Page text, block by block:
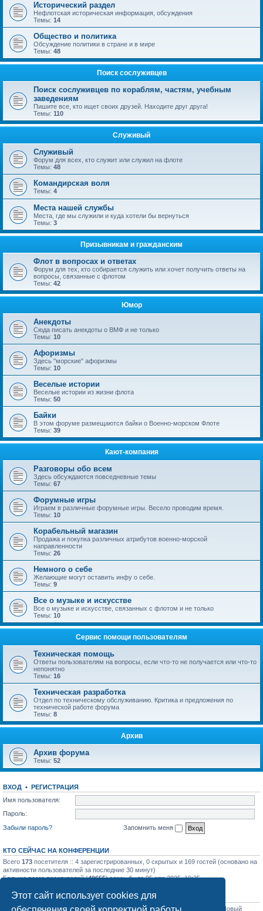
Этот сайт использует cookies для
Исторический раздел
Нефлотская историческая информация, обсуждения
Темы: 14
Общество и политика
Обсуждение политики в стране и в мире
Темы: 48
Поиск сослуживцев
Поиск сослуживцев по кораблям, частям, учебным
заведениям
Пишите все, кто ищет своих друзей. Находите друг друга!
Темы: 110
Служивый
Служивый
Форум для всех, кто служит или служил на флоте
Темы: 48
Командирская воля
Темы: 4
Места нашей службы
Места, где мы служили и куда хотели бы вернуться
Темы: 3
Призывникам и гражданским
Флот в вопросах и ответах
Форум для тех, кто собирается служить или хочет получить ответы на
вопросы, связанные с флотом
Темы: 42
Юмор
Анекдоты
Сюда писать анекдоты о ВМФ и не только
Темы: 10
Афоризмы
Здесь "морские" афоризмы
Темы: 10
Веселые истории
Веселые истории из жизни флота
Темы: 50
Байки
В этом форуме размещаются байки о Военно-морском Флоте
Темы: 39
Кают-компания
Разговоры обо всем
Здесь обсуждаются повседневные темы
Темы: 67
Форумные игры
Играем в различные форумные игры. Весело проводим время.
Темы: 10
Корабельный магазин
Продажа и покупка различных атрибутов военно-морской
направленности
Темы: 26
Немного о себе
Желающие могут оставить инфу о себе.
Темы: 9
Все о музыке и искусстве
Все о музыке и искусстве, связанных с флотом и не только
Темы: 10
Сервис помощи пользователям
Техническая помощь
Ответы пользователям на вопросы, если что-то не получается или что-то
непонятно
Темы: 16
Техническая разработка
Отдел по техническому обслуживанию. Критика и предложения по
технической работе форума
Темы: 8
Архив
Архив форума
Темы: 52
ВХОД • РЕГИСТРАЦИЯ
Имя пользователя:
Пароль:
Забыли пароль?
Запомнить меня
КТО СЕЙЧАС НА КОНФЕРЕНЦИИ
Всего 173 посетителя :: 4 зарегистрированных, 0 скрытых и 169 гостей (основано на
активности пользователей за последние 30 минут)
Больше всего посетителей (40655) здесь было 05 апр 2025, 19:25
СТАТИСТИКА
Всего сообщений:31758• Всего тем:1129• Всего пользователей: • Новый